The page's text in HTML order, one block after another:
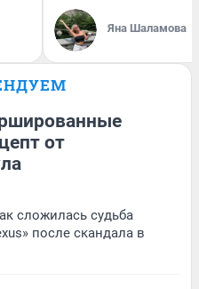
Яна Шаламова
от
сложилась судьба
после скандала в